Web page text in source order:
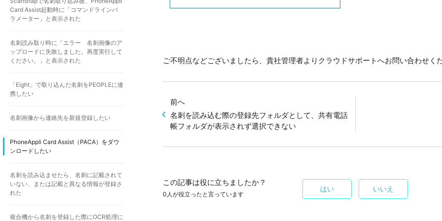
ご不明点などございましたら、貴社管理者よりクラウドサポートへお問い合わせく
前へ
名刺を読み込む際の登録先フォルダとして、共有電話
帳フォルダが表示されず選択できない
この記事は役に立ちましたか？
0人が役立ったと言っています
はい いいえ
Card Assist起動時に「コマンドラインパ
ラメーター」と表示された
名刺読み取り時に「エラー 名刺画像のア
ップロードに失敗しました。再度実行して
ください。」と表示された
「Eight」で取り込んだ名刺をPEOPLEに連
携したい
名刺画像から連絡先を新規登録したい
PhoneAppli Card Assist（PACA）をダウ
ンロードしたい
名刺を読み込ませたら、名刺に記載されて
いない、または記載と異なる情報が登録さ
れた
複合機から名刺を登録した際にOCR処理に